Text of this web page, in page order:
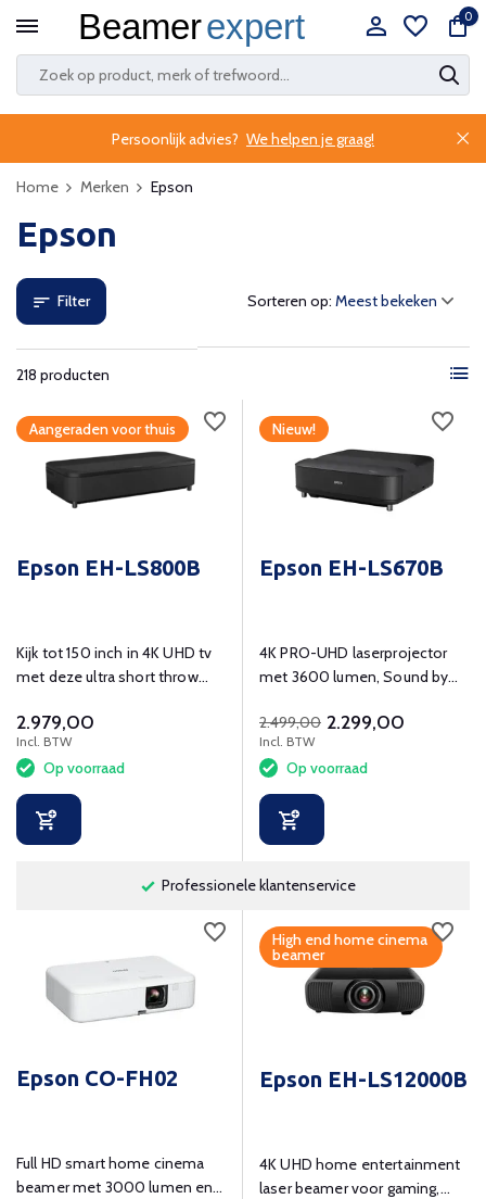
0
Persoonlijk advies? We helpen je graag!
Home Merken Epson
Epson
Filter
218 producten
Sorteren op:
Aangeraden voor thuis
Epson EH-LS800B
Kijk tot 150 inch in 4K UHD tv
met deze ultra short throw
2.979,00
Incl. BTW
Op voorraad
Nieuw!
Epson EH-LS670B
4K PRO-UHD laserprojector
met 3600 lumen, Sound by
2.499,00 2.299,00
Incl. BTW
Op voorraad
Professionele klantenservice
Epson CO-FH02
Full HD smart home cinema
beamer met 3000 lumen en
High end home cinema
beamer
Epson EH-LS12000B
4K UHD home entertainment
laser beamer voor gaming,